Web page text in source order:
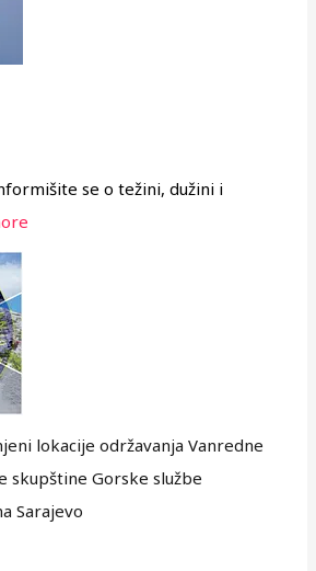
se o težini, dužini i
lokacije održavanja Vanredne
skupštine Gorske službe
Sarajevo